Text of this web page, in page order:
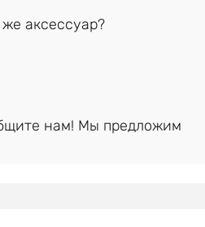
Хотите продать такой же аксессуар?
нам! Мы предложим